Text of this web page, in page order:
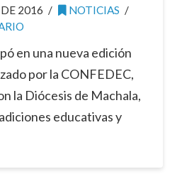
2016
NOTICIAS
en una nueva edición
por la CONFEDEC,
la Diócesis de Machala,
educativas y